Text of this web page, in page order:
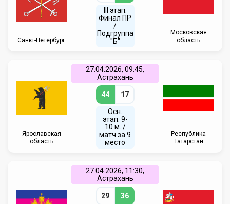
Санкт-Петербург
III этап.
Финал ПР
/
Подгруппа
"Б"
Московская
область
Ярославская
область
27.04.2026, 09:45,
Астрахань
44 17
Осн.
этап. 9-
10 м. /
матч за 9
место
Республика
Татарстан
27.04.2026, 11:30,
Астрахань
29 36